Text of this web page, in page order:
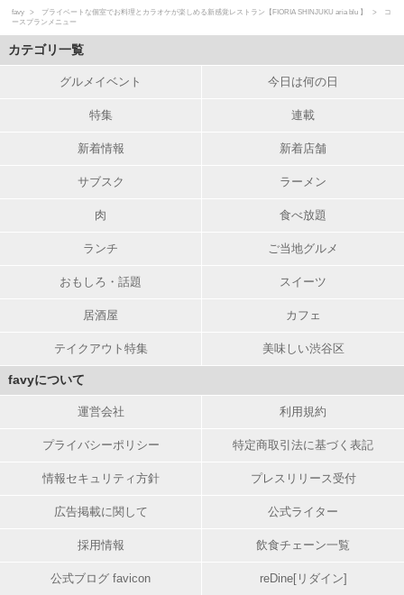
favy プライベートな個室でお料理とカラオケが楽しめる新感覚レストラン【FIORIA SHINJUKU aria blu 】
コ
ースプランメニュー
カテゴリ一覧
グルメイベント 今日は何の日
特集 連載
新着情報 新着店舗
サブスク ラーメン
肉 食べ放題
ランチ ご当地グルメ
おもしろ・話題 スイーツ
居酒屋 カフェ
テイクアウト特集 美味しい渋谷区
favyについて
運営会社 利用規約
プライバシーポリシー 特定商取引法に基づく表記
情報セキュリティ方針 プレスリリース受付
広告掲載に関して 公式ライター
採用情報 飲食チェーン一覧
公式ブログ favicon reDine[リダイン]